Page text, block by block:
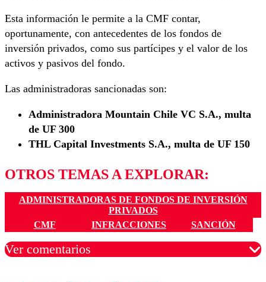
Esta información le permite a la CMF contar,
oportunamente, con antecedentes de los fondos de
inversión privados, como sus partícipes y el valor de los
activos y pasivos del fondo.
Las administradoras sancionadas son:
Administradora Mountain Chile VC S.A., multa
de UF 300
THL Capital Investments S.A., multa de UF 150
OTROS TEMAS A EXPLORAR:
ADMINISTRADORAS DE FONDOS DE INVERSIÓN
PRIVADOS
CMF
INFRACCIONES SANCIÓN
Ver comentarios